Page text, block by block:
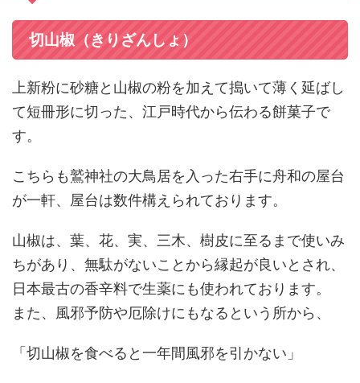
切山椒（きりざんしょ）
上新粉に砂糖と山椒の粉を加えて搗いて薄く延ばし
て短冊形に切った、江戸時代から伝わる餅菓子で
す。
こちらも鷲神社の大鳥居を入った右手に舟和の屋台
が一軒、屋台は数件構えられております。
山椒は、葉、花、実、三木、樹皮に至るまで使いみ
ちがあり、無駄がないことから縁起が良いとされ、
日本最古の香辛料で生薬にも使われております。
また、風邪予防や厄除けにもなるという所から、
「切山椒を食べると一年間風邪を引かない」